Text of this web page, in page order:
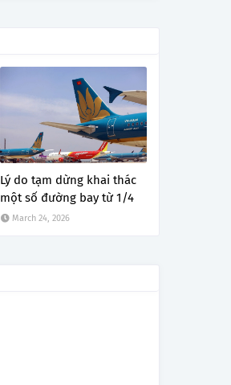
Lý do tạm dừng khai thác
một số đường bay từ 1/4
March 24, 2026